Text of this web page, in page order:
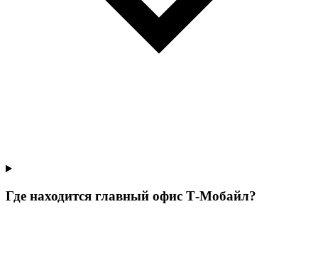
Где находится главный офис Т‑Мобайл?